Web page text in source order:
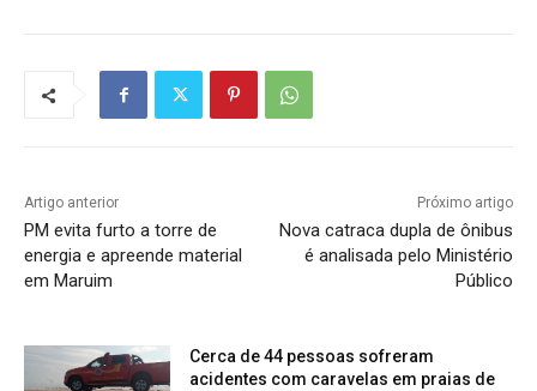
Artigo anterior
PM evita furto a torre de
energia e apreende material
em Maruim
Próximo artigo
Nova catraca dupla de ônibus
é analisada pelo Ministério
Público
Cerca de 44 pessoas sofreram
acidentes com caravelas em praias de